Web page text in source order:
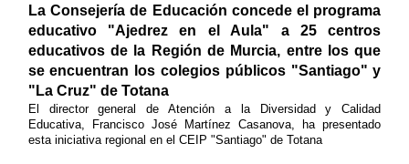
La Consejería de Educación concede el programa
educativo "Ajedrez en el Aula" a 25 centros
educativos de la Región de Murcia, entre los que
se encuentran los colegios públicos "Santiago" y
"La Cruz" de Totana
El director general de Atención a la Diversidad y Calidad
Educativa, Francisco José Martínez Casanova, ha presentado
esta iniciativa regional en el CEIP "Santiago" de Totana